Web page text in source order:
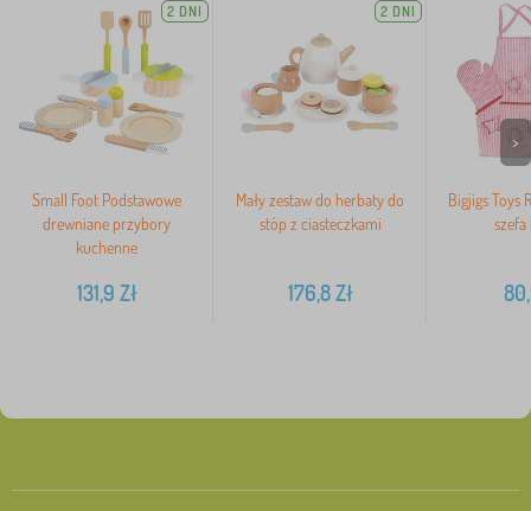
2 DNI
Small Foot Podstawowe
drewniane przybory
kuchenne
131,9 Zł
2 DNI
Mały zestaw do herbaty do
stóp z ciasteczkami
176,8Zł
Bigjigs Toys
>